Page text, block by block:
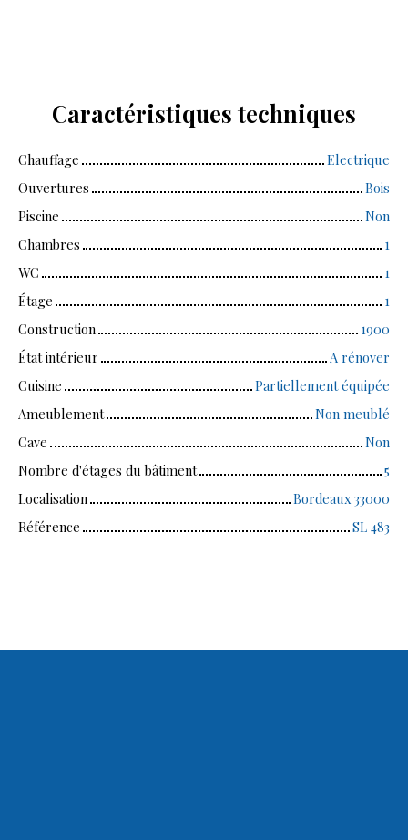
Caractéristiques techniques
Chauffage
Electrique
Ouvertures
Bois
Piscine
Non
Chambres
1
WC
1
Étage
1
Construction
1900
État intérieur
A rénover
Cuisine
Partiellement équipée
Ameublement
Non meublé
Cave
Non
Nombre d'étages du bâtiment
5
Localisation
Bordeaux 33000
Référence
SL 483